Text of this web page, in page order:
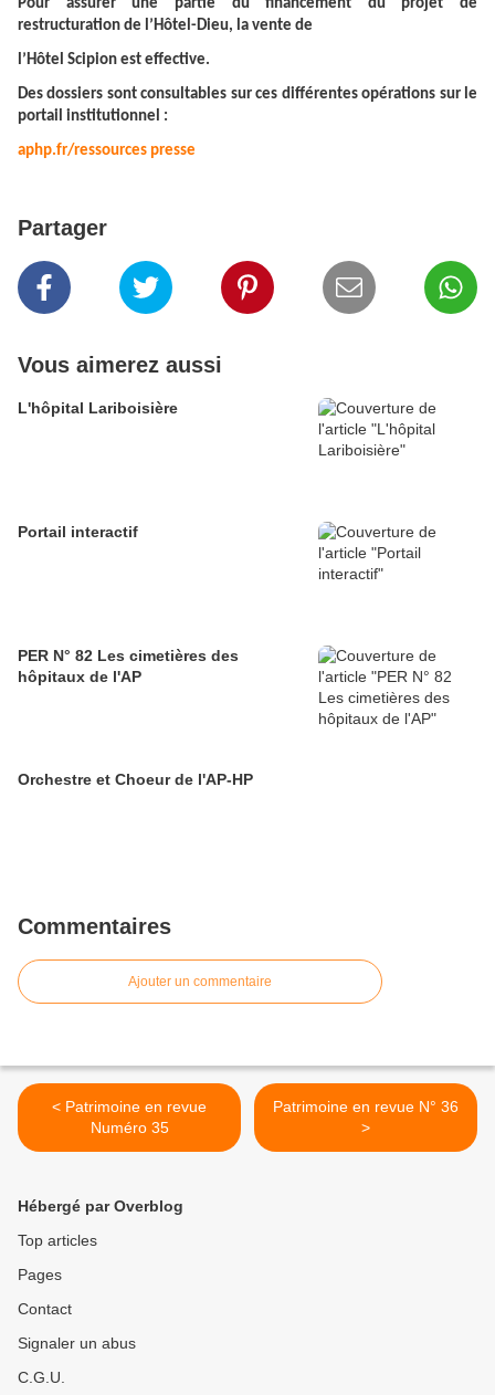
Pour assurer une partie du financement du projet de
restructuration de l’Hôtel-Dieu, la vente de
l’Hôtel Scipion est effective.
Des dossiers sont consultables sur ces différentes opérations sur le
portail institutionnel :
aphp.fr/ressources presse
Partager
Vous aimerez aussi
L'hôpital Lariboisière
Portail interactif
PER N° 82 Les cimetières des
hôpitaux de l'AP
Orchestre et Choeur de l'AP-HP
Commentaires
Ajouter un commentaire
< Patrimoine en revue
Numéro 35
Patrimoine en revue N° 36
>
Hébergé par Overblog
Top articles
Pages
Contact
Signaler un abus
C.G.U.